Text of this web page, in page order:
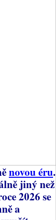
novou éru.
jiný než
2026 se
a